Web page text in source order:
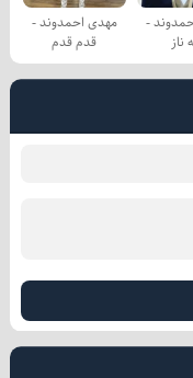
-
ناز
مهدی احمدوند -
قدم قدم